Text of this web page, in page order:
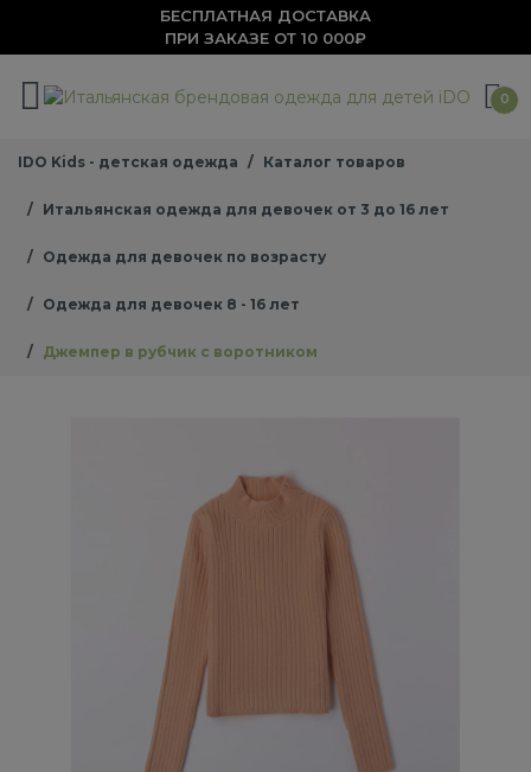
БЕСПЛАТНАЯ ДОСТАВКА
ПРИ ЗАКАЗЕ ОТ 10 000₽
0
IDO Kids - детская одежда Каталог товаров
Итальянская одежда для девочек от 3 до 16 лет
Одежда для девочек по возрасту
Одежда для девочек 8 - 16 лет
Джемпер в рубчик с воротником